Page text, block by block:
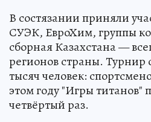
В состязании приняли
СУЭК, ЕвроХим, группы
сборная Казахстана —
регионов страны. Турнир
тысяч человек:
этом году "Игры титанов"
четвёртый раз.